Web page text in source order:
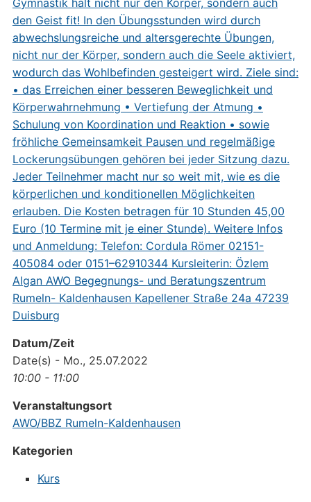
Datum/Zeit
Date(s) - Mo., 25.07.2022
10:00 - 11:00
Veranstaltungsort
AWO/BBZ Rumeln-Kaldenhausen
Kategorien
Kurs